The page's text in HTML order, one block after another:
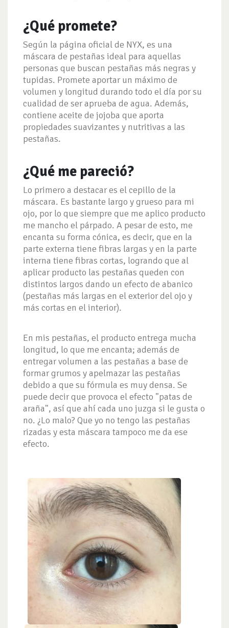
¿Qué promete?
Según la página oficial de NYX, es una
máscara de pestañas ideal para aquellas
personas que buscan pestañas más negras y
tupidas. Promete aportar un máximo de
volumen y longitud durando todo el día por su
cualidad de ser aprueba de agua. Además,
contiene aceite de jojoba que aporta
propiedades suavizantes y nutritivas a las
pestañas.
¿Qué me pareció?
Lo primero a destacar es el cepillo de la
máscara. Es bastante largo y grueso para mi
ojo, por lo que siempre que me aplico producto
me mancho el párpado. A pesar de esto, me
encanta su forma cónica, es decir, que en la
parte externa tiene fibras largas y en la parte
interna tiene fibras cortas, logrando que al
aplicar producto las pestañas queden con
distintos largos dando un efecto de abanico
(pestañas más largas en el exterior del ojo y
más cortas en el interior).
En mis pestañas, el producto entrega mucha
longitud, lo que me encanta; además de
entregar volumen a las pestañas a base de
formar grumos y apelmazar las pestañas
debido a que su fórmula es muy densa. Se
puede decir que provoca el efecto "patas de
araña", así que ahí cada uno juzga si le gusta o
no. ¿Lo malo? Que yo no tengo las pestañas
rizadas y esta máscara tampoco me da ese
efecto.